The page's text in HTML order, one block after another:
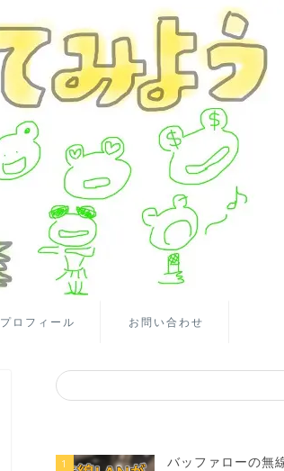
プロフィール お問い合わせ
1
バッファローの無